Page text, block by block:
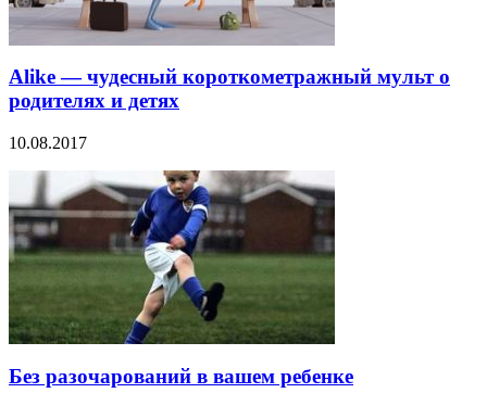
Alike — чудесный короткометражный мульт о
родителях и детях
10.08.2017
Без разочарований в вашем ребенке